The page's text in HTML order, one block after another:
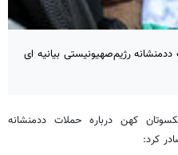
رژیم‌صهیونیستی بیانیه ای
کهن درباره حملات ددمنشانه
کرد: